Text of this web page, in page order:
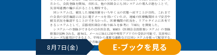
8月7日(金) E-ブックを見る